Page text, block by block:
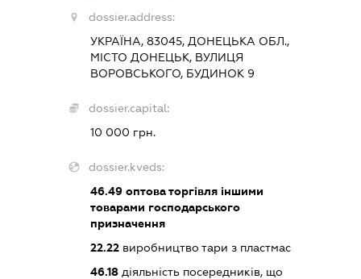
dossier.address:
УКРАЇНА, 83045, ДОНЕЦЬКА ОБЛ.,
МІСТО ДОНЕЦЬК, ВУЛИЦЯ
ВОРОВСЬКОГО, БУДИНОК 9
dossier.capital:
10 000 грн.
dossier.kveds:
46.49 оптова торгівля іншими
товарами господарського
призначення
22.22 виробництво тари з пластмас
46.18 діяльність посередників, що